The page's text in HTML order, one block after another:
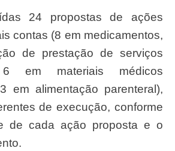
contas (8 em medicamentos,
de prestação de serviços
6 em materiais médicos
em alimentação parenteral),
de execução, conforme
de cada ação proposta e o